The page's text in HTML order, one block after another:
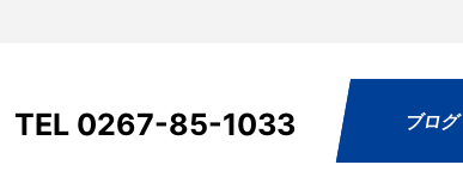
ブログ
TEL 0267-85-1033